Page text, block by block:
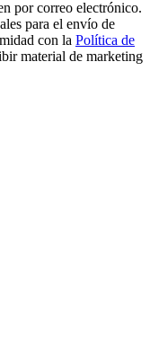
por correo electrónico.
para el envío de
con la Política de
material de marketing